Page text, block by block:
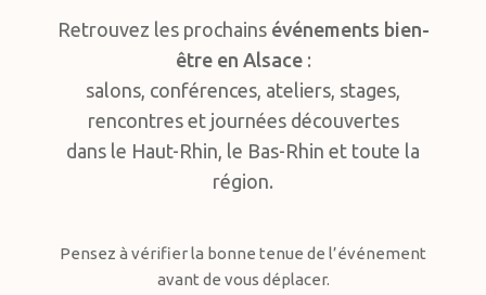
Retrouvez les prochains événements bien-
être en Alsace:
salons, conférences, ateliers, stages,
rencontres et journées découvertes
dans le Haut-Rhin, le Bas-Rhin et toute la
région.
Pensez à vérifier la bonne tenue de l’événement
avant de vous déplacer.